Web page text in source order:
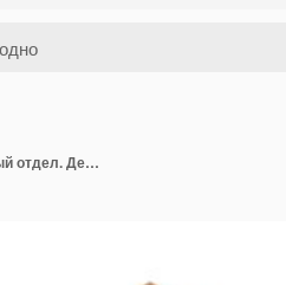
Изометрический вектор студенческой скамейки. Строительный отдел. Денежный грант.